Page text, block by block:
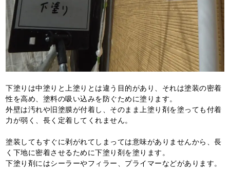
下塗りは中塗りと上塗りとは違う目的があり、それは塗装の密着
性を高め、塗料の吸い込みを防ぐために塗ります。
外壁は汚れや旧塗膜が付着し、そのまま上塗り剤を塗っても付着
力が弱く、長く定着してくれません。
塗装してもすぐに剥がれてしまっては意味がありませんから、長
く下地に密着させるために下塗り剤を塗ります。
下塗り剤にはシーラーやフィラー、プライマーなどがあります。